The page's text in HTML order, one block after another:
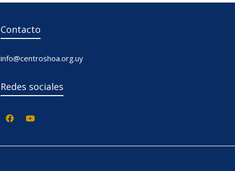
Contacto
info@centroshoa.org.uy
Redes sociales